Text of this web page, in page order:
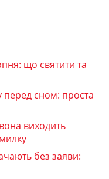
що святити та
перед сном: проста
виходить
без заяви: